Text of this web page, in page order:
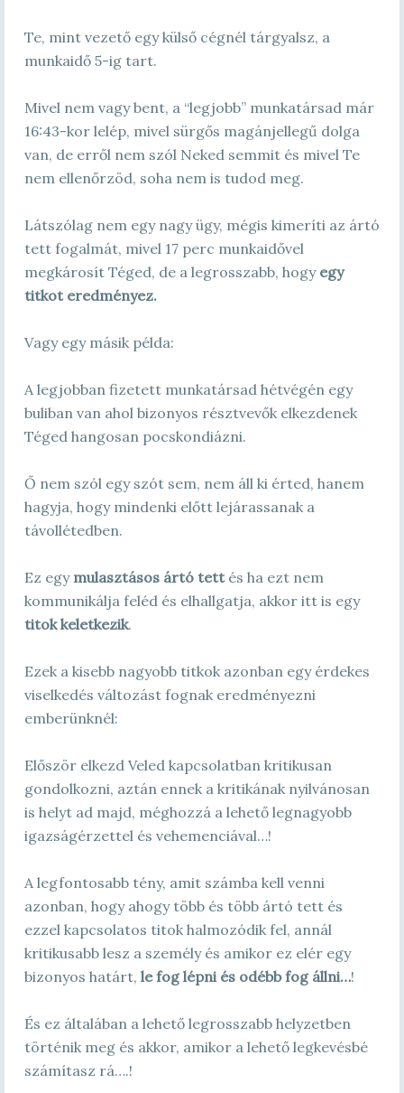
Te, mint vezető egy külső cégnél tárgyalsz, a
munkaidő 5-ig tart.
Mivel nem vagy bent, a “legjobb” munkatársad már
16:43-kor lelép, mivel sürgős magánjellegű dolga
van, de erről nem szól Neked semmit és mivel Te
nem ellenőrzöd, soha nem is tudod meg.
Látszólag nem egy nagy ügy, mégis kimeríti az ártó
tett fogalmát, mivel 17 perc munkaidővel
megkárosít Téged, de a legrosszabb, hogy egy
titkot eredményez.
Vagy egy másik példa:
A legjobban fizetett munkatársad hétvégén egy
buliban van ahol bizonyos résztvevők elkezdenek
Téged hangosan pocskondiázni.
Ő nem szól egy szót sem, nem áll ki érted, hanem
hagyja, hogy mindenki előtt lejárassanak a
távollétedben.
Ez egy mulasztásos ártó tettés ha ezt nem
kommunikálja feléd és elhallgatja, akkor itt is egy
titok keletkezik.
Ezek a kisebb nagyobb titkok azonban egy érdekes
viselkedés változást fognak eredményezni
emberünknél:
Először elkezd Veled kapcsolatban kritikusan
gondolkozni, aztán ennek a kritikának nyilvánosan
is helyt ad majd, méghozzá a lehető legnagyobb
igazságérzettel és vehemenciával…!
A legfontosabb tény, amit számba kell venni
azonban, hogy ahogy több és több ártó tett és
ezzel kapcsolatos titok halmozódik fel, annál
kritikusabb lesz a személy és amikor ez elér egy
bizonyos határt, le fog lépni és odébb fog állni…!
És ez általában a lehető legrosszabb helyzetben
történik meg és akkor, amikor a lehető legkevésbé
számítasz rá….!